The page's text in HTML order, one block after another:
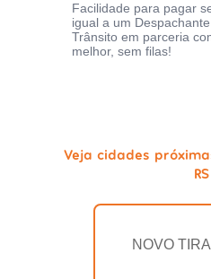
Facilidade para pagar
igual a um
Trânsito em parceria
melhor, sem filas!
Veja cidades
RS
NOVO